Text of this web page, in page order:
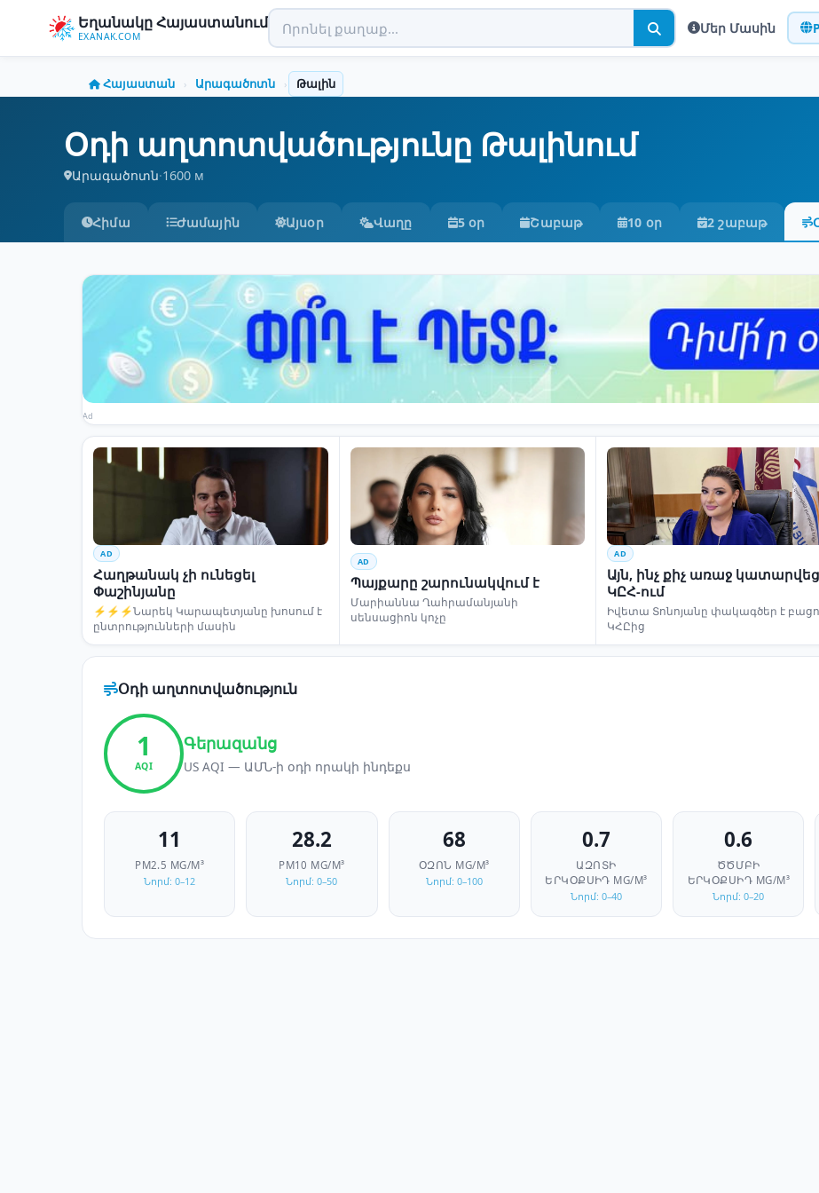
Եղանակը Հայաստանում
EXANAK.COM
Մեր Մասին
Հայաստան › Արագածոտն › Թալին
Օդի աղտոտվածությունը Թալինում
Արագածոտն·1600 м
Հիմա Ժամային Այսօր Վաղը 5 օր Շաբաթ 10 օր 2 շաբաթ
Ad
AD
Հաղթանակ չի ունեցել
Փաշինյանը
⚡⚡⚡Նարեկ Կարապետյանը խոսում է
ընտրությունների մասին
AD
Պայքարը շարունակվում է
Մարիաննա Ղահրամանյանի
սենսացիոն կոչը
AD
Այն, ինչ քիչ առաջ կատարվեց
ԿԸՀ-ում
Իվետա Տոնոյանը փակագծեր է
ԿՀԸից
Օդի աղտոտվածություն
1
AQI
Գերազանց
US AQI — ԱՄՆ-ի օդի որակի ինդեքս
11
PM2.5 ΜG/M³
Նորմ: 0–12
28.2
PM10 ΜG/M³
Նորմ: 0–50
68
ՕԶՈՆ ΜG/M³
Նորմ: 0–100
0.7
ԱԶՈՏԻ
ԵՐԿՕՔՍԻԴ ΜG/M³
Նորմ: 0–40
0.6
ԾԾՄԲԻ
ԵՐԿՕՔՍԻԴ ΜG/M³
Նորմ: 0–20